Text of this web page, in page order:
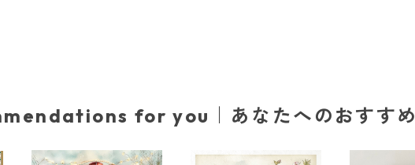
for you｜あなたへのおすすめ